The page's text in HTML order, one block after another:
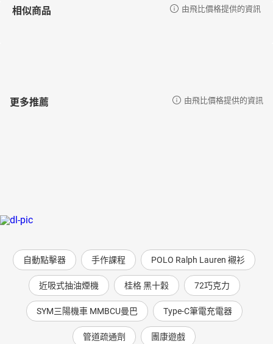
相似商品 由飛比價格提供的資訊
更多推薦 由飛比價格提供的資訊
自動點擊器 手作課程 POLO Ralph Lauren 襯衫
近吸式抽油煙機 桂格 黑十穀 72巧克力
SYM三陽機車 MMBCU曼巴 Type-C筆電充電器
管道疏通劑 團康遊戲